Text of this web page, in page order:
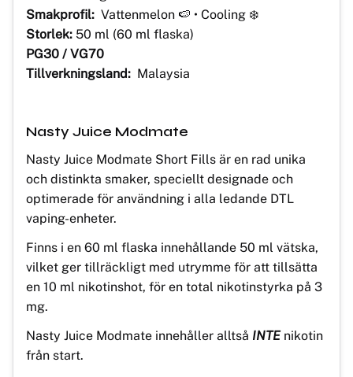
Smakprofil: Vattenmelon 🍉 • Cooling ❄️
Storlek: 50 ml (60 ml flaska)
PG30 / VG70
Tillverkningsland: Malaysia
Nasty Juice Modmate
Nasty Juice Modmate Short Fills är en rad unika
och distinkta smaker, speciellt designade och
optimerade för användning i alla ledande DTL
vaping-enheter.
Finns i en 60 ml flaska innehållande 50 ml vätska,
vilket ger tillräckligt med utrymme för att tillsätta
en 10 ml nikotinshot, för en total nikotinstyrka på 3
mg.
Nasty Juice Modmate innehåller alltså INTE nikotin
från start.